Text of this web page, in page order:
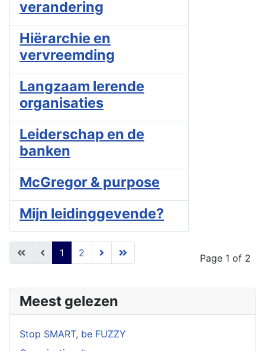
verandering
Hiërarchie en
vervreemding
Langzaam lerende
organisaties
Leiderschap en de
banken
McGregor & purpose
Mijn leidinggevende?
Page 1 of 2
1 2
Meest gelezen
Stop SMART, be FUZZY